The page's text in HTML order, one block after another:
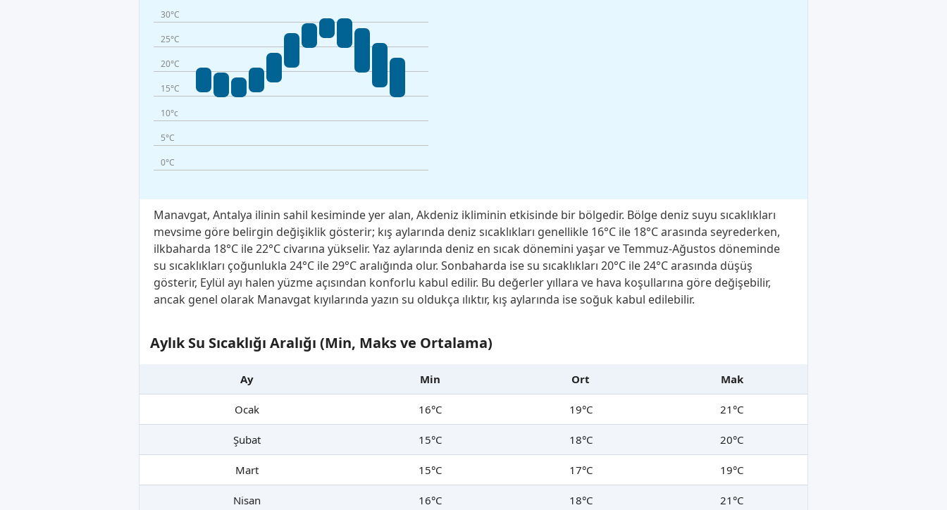
30°C
25°C
20°C
15°C
10°c
5°C
0°C
Manavgat, Antalya ilinin sahil kesiminde yer alan, Akdeniz ikliminin etkisinde bir bölgedir. Bölge deniz suyu sıcaklıkları
mevsime göre belirgin değişiklik gösterir; kış aylarında deniz sıcaklıkları genellikle 16°C ile 18°C arasında seyrederken,
ilkbaharda 18°C ile 22°C civarına yükselir. Yaz aylarında deniz en sıcak dönemini yaşar ve Temmuz-Ağustos döneminde
su sıcaklıkları çoğunlukla 24°C ile 29°C aralığında olur. Sonbaharda ise su sıcaklıkları 20°C ile 24°C arasında düşüş
gösterir, Eylül ayı halen yüzme açısından konforlu kabul edilir. Bu değerler yıllara ve hava koşullarına göre değişebilir,
ancak genel olarak Manavgat kıyılarında yazın su oldukça ılıktır, kış aylarında ise soğuk kabul edilebilir.
Aylık Su Sıcaklığı Aralığı (Min, Maks ve Ortalama)
Ay Min Ort Mak
Ocak 16°C 19°C 21°C
Şubat 15°C 18°C 20°C
Mart 15°C 17°C 19°C
Nisan 16°C 18°C 21°C